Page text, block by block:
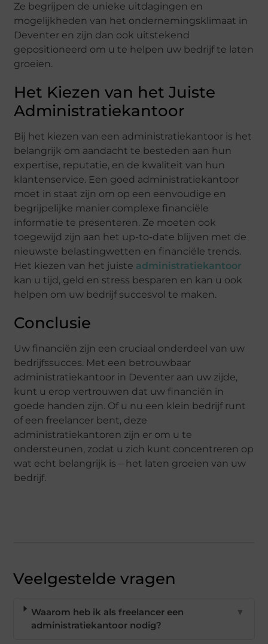
Ze begrijpen de unieke uitdagingen en
mogelijkheden van het ondernemingsklimaat in
Deventer en zijn dan ook uitstekend
gepositioneerd om u te helpen uw bedrijf te laten
groeien.
Het Kiezen van het Juiste
Administratiekantoor
Bij het kiezen van een administratiekantoor is het
belangrijk om aandacht te besteden aan hun
expertise, reputatie, en de kwaliteit van hun
klantenservice. Een goed administratiekantoor
moet in staat zijn om op een eenvoudige en
begrijpelijke manier complexe financiële
informatie te presenteren. Ze moeten ook
toegewijd zijn aan het up-to-date blijven met de
nieuwste belastingwetten en financiële trends.
Het kiezen van het juiste administratiekantoor
kan u tijd, geld en stress besparen en kan u ook
helpen om uw bedrijf succesvol te maken.
Conclusie
Uw financiën zijn een cruciaal onderdeel van uw
bedrijfssucces. Met een betrouwbaar
administratiekantoor in Deventer aan uw zijde,
kunt u erop vertrouwen dat uw financiën in
goede handen zijn. Of u nu een klein bedrijf runt
of een freelancer bent, deze
administratiekantoren zijn er om u te
ondersteunen, zodat u zich kunt concentreren op
wat echt belangrijk is – het laten groeien van uw
bedrijf.
Veelgestelde vragen
Waarom heb ik als freelancer een
administratiekantoor nodig?
▼